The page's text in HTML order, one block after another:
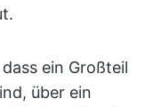
ein Großteil
über ein